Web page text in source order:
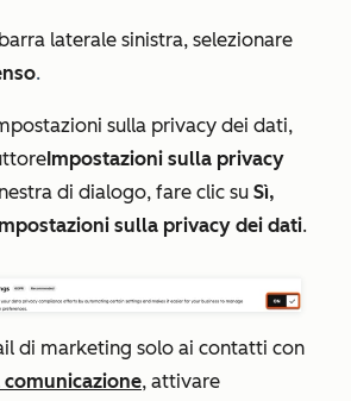
laterale sinistra, selezionare
.
sulla privacy dei dati,
Impostazioni sulla privacy
di dialogo, fare clic su Sì,
sulla privacy dei dati.
di marketing solo ai contatti con
, attivare